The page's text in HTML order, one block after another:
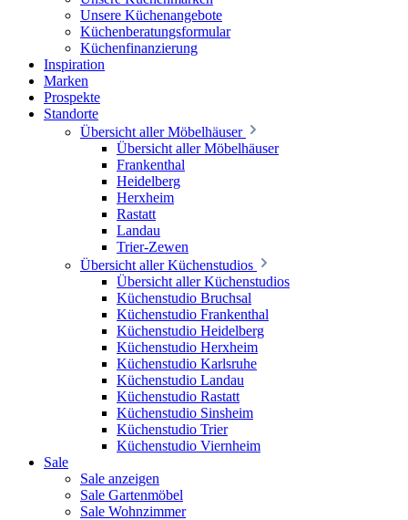
Unsere Küchenangebote
Küchenberatungsformular
Küchenfinanzierung
Inspiration
Marken
Prospekte
Standorte
Übersicht aller Möbelhäuser
Übersicht aller Möbelhäuser
Frankenthal
Heidelberg
Herxheim
Rastatt
Landau
Trier-Zewen
Übersicht aller Küchenstudios
Übersicht aller Küchenstudios
Küchenstudio Bruchsal
Küchenstudio Frankenthal
Küchenstudio Heidelberg
Küchenstudio Herxheim
Küchenstudio Karlsruhe
Küchenstudio Landau
Küchenstudio Rastatt
Küchenstudio Sinsheim
Küchenstudio Trier
Küchenstudio Viernheim
Sale
Sale anzeigen
Sale Gartenmöbel
Sale Wohnzimmer